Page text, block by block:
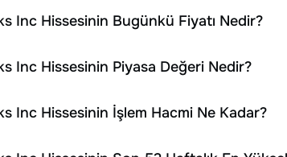
Inc Hissesinin Bugünkü Fiyatı Nedir?
Inc Hissesinin Piyasa Değeri Nedir?
Inc Hissesinin İşlem Hacmi Ne Kadar?